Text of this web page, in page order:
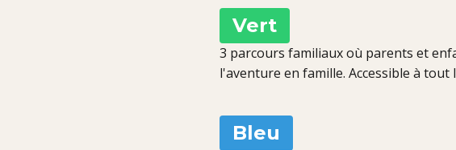
Vert
3 parcours familiaux où parents et
l'aventure en famille. Accessible à tout
Bleu